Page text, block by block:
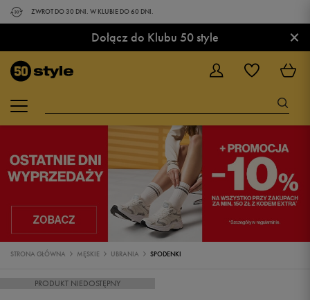
ZWROT DO 30 DNI. W KLUBIE DO 60 DNI.
Dołącz do Klubu 50 style ×
STRONA GŁÓWNA MĘSKIE UBRANIA SPODENKI
PRODUKT NIEDOSTĘPNY